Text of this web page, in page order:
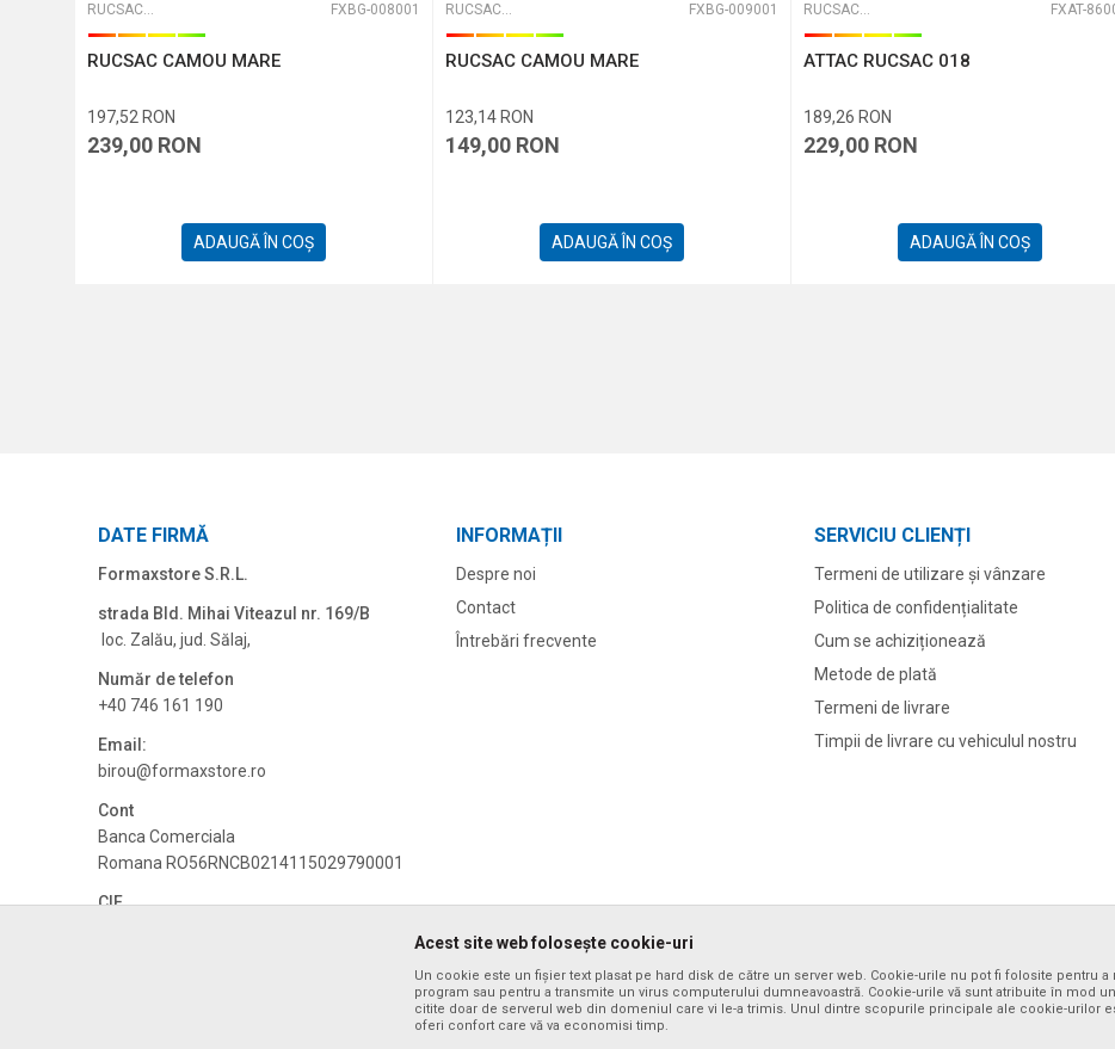
RUCSACURI FXBG-008001
RUCSAC CAMOU MARE
197,52 RON
239,00 RON
ADAUGĂ ÎN COȘ
RUCSACURI FXBG-009001
RUCSAC CAMOU MARE
123,14 RON
149,00 RON
ADAUGĂ ÎN COȘ
RUCSACURI FXAT-
ATTAC RUCSAC 018
189,26 RON
229,00 RON
ADAUGĂ ÎN COȘ
DATE FIRMĂ
Formaxstore S.R.L.
strada Bld. Mihai Viteazul nr. 169/B
loc. Zalău, jud. Sălaj,
Număr de telefon
+40 746 161 190
Email:
birou@formaxstore. ro
Cont
Banca Comerciala
Romana RO56RNCB0214115029790001
CIF
INFORMAȚII
Despre noi
Contact
Întrebări frecvente
SERVICIU CLIENȚI
Termeni de utilizare și vânzare
Politica de confidențialitate
Cum se achiziționează
Metode de plată
Termeni de livrare
Timpii de livrare cu vehiculul nostru
Acest site web folosește cookie-uri
Un cookie este un fișier text plasat pe hard disk de către un server web. Cookie-urile nu pot fi folosite pentru a
program sau pentru a transmite un virus computerului dumneavoastră. Cookie-urile vă sunt atribuite în mod
citite doar de serverul web din domeniul care vi le-a trimis. Unul dintre scopurile principale ale cookie-urilor
oferi confort care vă va economisi timp.